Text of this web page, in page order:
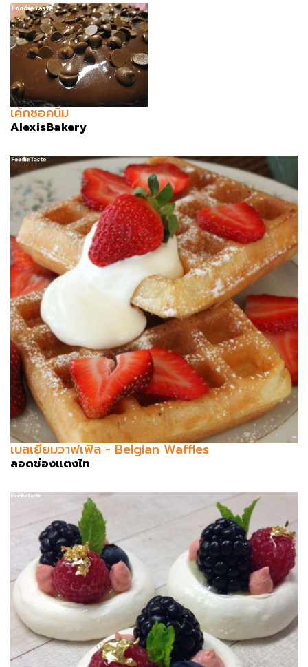
เค้กชอคนิ่ม
AlexisBakery
เบลเยี่ยมวาฟเฟิล - Belgian Waffles
ลอดช่องแตงไท